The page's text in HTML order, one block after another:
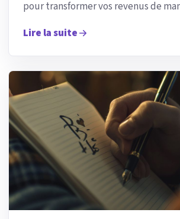
pour transformer vos revenus de
Lire la suite